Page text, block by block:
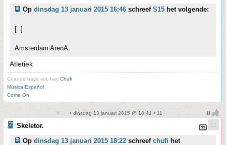
Op dinsdag 13 januari 2015 16:46 schreef S15 het volgende:
[..]
Amsterdam ArenA
Atletiek
Cuando haya sol, hay Chufi
Musica Español
Come On
• dinsdag 13 januari 2015 @ 18:41 • 11
Skeletor.
Op dinsdag 13 januari 2015 18:22 schreef chufi het